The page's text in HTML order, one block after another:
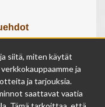
siitä, miten käytät
ja
ja tarjouksia.
saattavat vaatia